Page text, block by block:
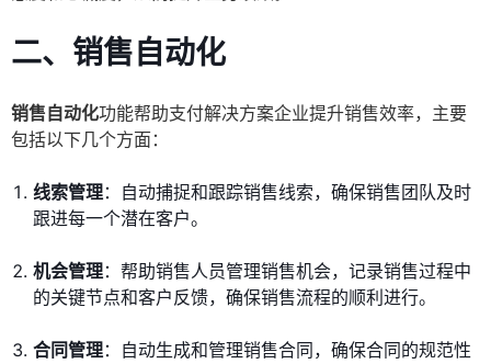
二、销售自动化
销售自动化功能帮助支付解决方案企业提升销售效率，主要
包括以下几个方面：
线索管理：自动捕捉和跟踪销售线索，确保销售团队及时
跟进每一个潜在客户。
机会管理：帮助销售人员管理销售机会，记录销售过程中
的关键节点和客户反馈，确保销售流程的顺利进行。
合同管理：自动生成和管理销售合同，确保合同的规范性